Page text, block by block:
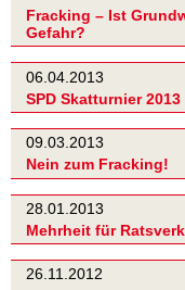
Fracking – Ist
Gefahr?
06.04.2013
SPD Skatturnier 2013
09.03.2013
Nein zum Fracking!
28.01.2013
Mehrheit für
26.11.2012